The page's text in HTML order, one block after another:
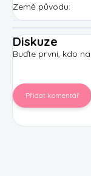
Země původu:
Diskuze
Buďte první, kdo
Přidat komentář